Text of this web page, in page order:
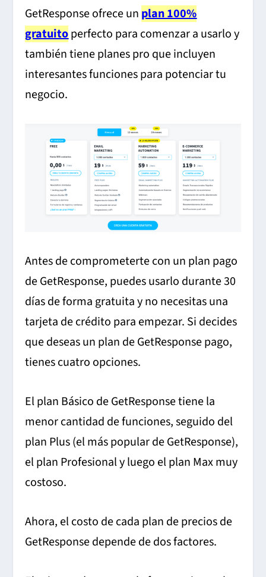
GetResponse ofrece un plan 100%
gratuitoperfecto para comenzar a usarlo y
también tiene planes pro que incluyen
interesantes funciones para potenciar tu
negocio.
Antes de comprometerte con un plan pago
de GetResponse, puedes usarlo durante 30
días de forma gratuita y no necesitas una
tarjeta de crédito para empezar. Si decides
que deseas un plan de GetResponse pago,
tienes cuatro opciones.
El plan Básico de GetResponse tiene la
menor cantidad de funciones, seguido del
plan Plus (el más popular de GetResponse),
el plan Profesional y luego el plan Max muy
costoso.
Ahora, el costo de cada plan de precios de
GetResponse depende de dos factores.